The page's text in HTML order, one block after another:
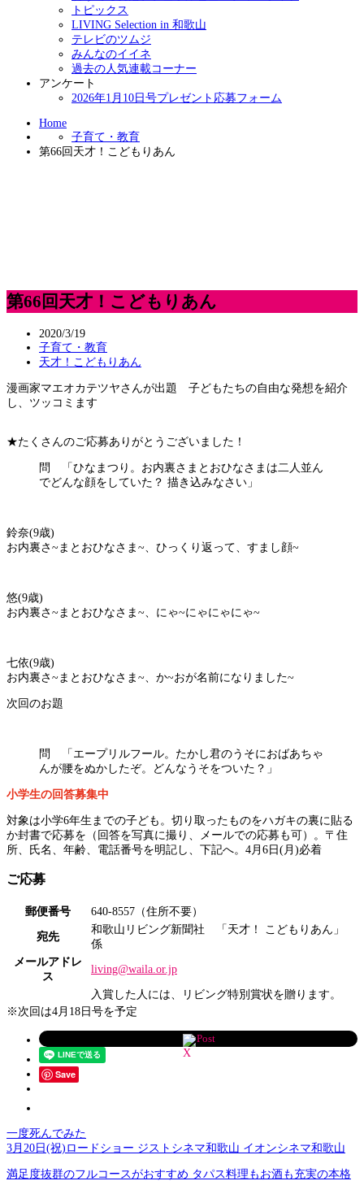
トピックス
LIVING Selection in 和歌山
テレビのツムジ
みんなのイイネ
過去の人気連載コーナー
アンケート
2026年1月10日号プレゼント応募フォーム
Home
子育て・教育
第66回天才！こどもりあん
第66回天才！こどもりあん
2020/3/19
子育て・教育
天才！こどもりあん
漫画家マエオカテツヤさんが出題 子どもたちの自由な発想を紹介
し、ツッコミます
★たくさんのご応募ありがとうございました！
問 「ひなまつり。お内裏さまとおひなさまは二人並ん
でどんな顔をしていた？ 描き込みなさい」
鈴奈(9歳)
お内裏さ~まとおひなさま~、ひっくり返って、すまし顔~
悠(9歳)
お内裏さ~まとおひなさま~、にゃ~にゃにゃにゃ~
七依(9歳)
お内裏さ~まとおひなさま~、か~おが名前になりました~
次回のお題
問 「エープリルフール。たかし君のうそにおばあちゃ
んが腰をぬかしたぞ。どんなうそをついた？」
小学生の回答募集中
対象は小学6年生までの子ども。切り取ったものをハガキの裏に貼る
か封書で応募を（回答を写真に撮り、メールでの応募も可）。〒住
所、氏名、年齢、電話番号を明記し、下記へ。4月6日(月)必着
ご応募
郵便番号 640-8557（住所不要）
宛先
和歌山リビング新聞社 「天才！ こどもりあん」
係
メールアドレ
ス
living@waila.or.jp
入賞した人には、リビング特別賞状を贈ります。
※次回は4月18日号を予定
Post
Save
一度死んでみた
3月20日(祝)ロードショー ジストシネマ和歌山 イオンシネマ和歌山
満足度抜群のフルコースがおすすめ タパス料理もお酒も充実の本格